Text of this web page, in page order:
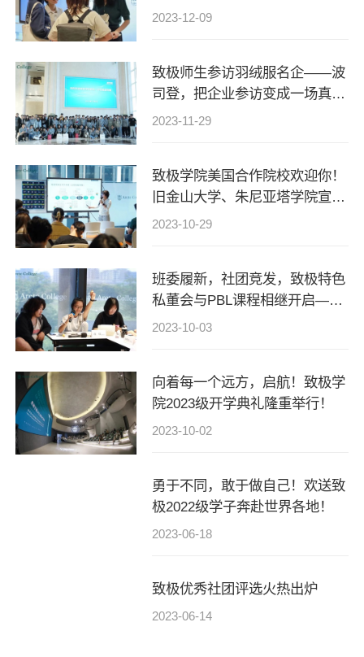
作院校招生宣讲会圆满举办
2023-12-09
致极师生参访羽绒服名企——波
司登，把企业参访变成一场真正
的深度研学！
2023-11-29
致极学院美国合作院校欢迎你！
旧金山大学、朱尼亚塔学院宣讲
会圆满举办
2023-10-29
班委履新，社团竞发，致极特色
私董会与PBL课程相继开启——
我们开学满月啦！
2023-10-03
向着每一个远方，启航！致极学
院2023级开学典礼隆重举行！
2023-10-02
勇于不同，敢于做自己！欢送致
极2022级学子奔赴世界各地！
2023-06-18
致极优秀社团评选火热出炉
2023-06-14